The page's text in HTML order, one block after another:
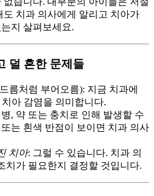
치과 의사에게 알리고 치아가
지 살펴보세요.
덜 흔한 문제들
름처럼 부어오름): 지금 치과에
아 감염을 의미합니다.
, 약 또는 충치로 인해 발생할 수
는 흰색 반점이 보이면 치과 의사
치아: 그럴 수 있습니다. 치과 의
치가 필요한지 결정할 것입니다.